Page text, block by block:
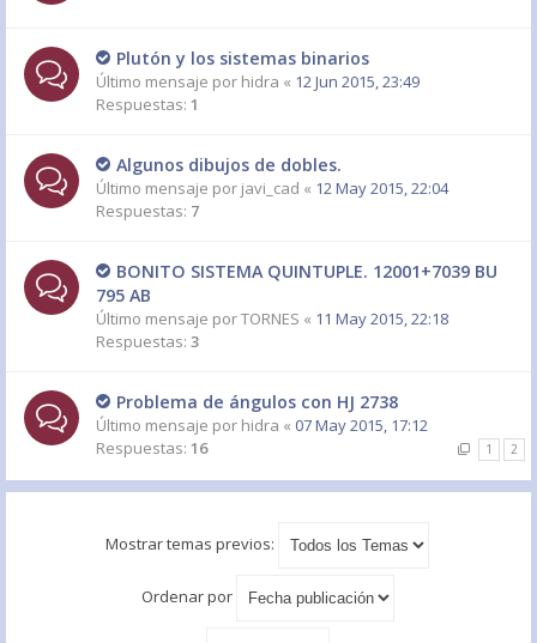
Plutón y los sistemas binarios
Último mensaje por hidra « 12 Jun 2015, 23:49
Respuestas: 1
Algunos dibujos de dobles.
Último mensaje por javi_cad « 12 May 2015, 22:04
Respuestas: 7
BONITO SISTEMA QUINTUPLE. 12001+7039 BU
795 AB
Último mensaje porTORNES « 11 May 2015, 22:18
Respuestas: 3
Problema de ángulos con HJ 2738
Último mensaje por hidra « 07 May 2015, 17:12
Respuestas: 16 1 2
Mostrar temas previos:
Ordenar por